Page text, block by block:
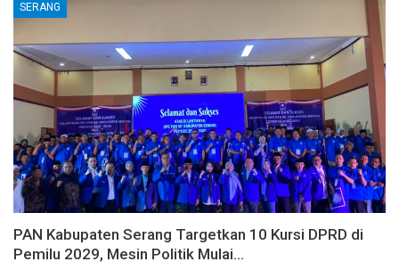
SERANG
PAN Kabupaten Serang Targetkan 10 Kursi DPRD di
Pemilu 2029, Mesin Politik Mulai…